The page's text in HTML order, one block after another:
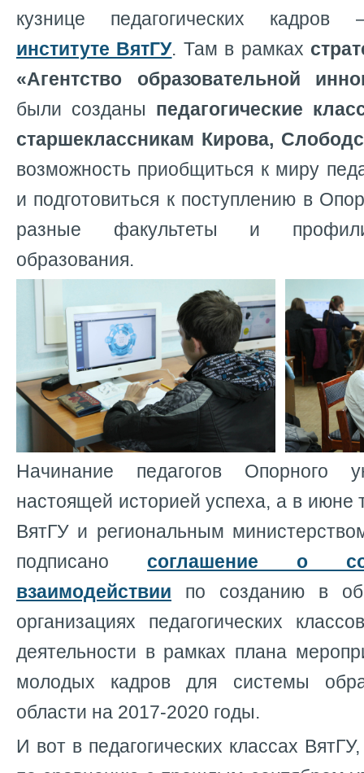
кузнице педагогических
институте ВятГУ. Там в рамках
«Агентство образовательной
были созданы педагогические
старшеклассникам Кирова,
возможность приобщиться к миру
и подготовиться к поступлению в
разные факультеты и профили
образования.
Начинание педагогов Опорного
настоящей историей успеха, а в июне
ВятГУ и региональным
подписано соглашение о
взаимодействии по созданию в
организациях педагогических
деятельности в рамках плана
молодых кадров для системы
области на 2017-2020 годы.
И вот в педагогических классах